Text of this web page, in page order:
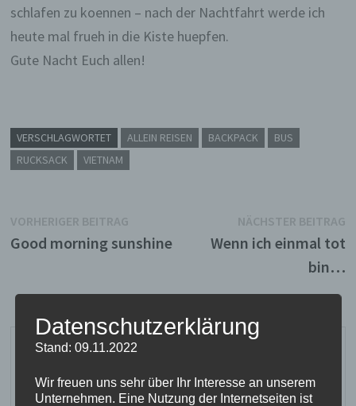
schlafen zu koennen – nach der Nachtfahrt werde ich
heute mal frueh in die Kiste huepfen.
Gute Nacht Euch allen!
VERSCHLAGWORTET ALLEIN REISEN BACKPACK
BUS
RUCKSACK
VIETNAM
Beitragsnavigation
VORHERIGER BEITRAGVorheriger
Beitrag:
Good morning sunshine
NÄCHSTER BEITRAG
Wenn ich einmal tot
bin…
TanteRock
Alle Beiträge ansehen von
Datenschutzerklärung
Stand: 09.11.2022
Wir freuen uns sehr über Ihr Interesse an unserem
Unternehmen. Eine Nutzung der Internetseiten ist